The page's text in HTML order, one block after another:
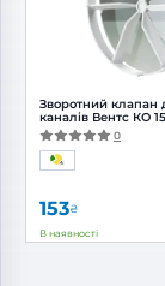
Зворотний клапан
каналів Вентс КО
0
153₴
В наявності